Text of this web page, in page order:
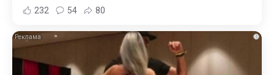
232 54 80
i